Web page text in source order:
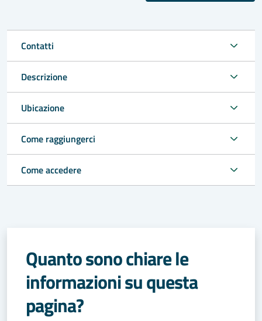
Contatti
Descrizione
Ubicazione
Come raggiungerci
Come accedere
Quanto sono chiare le
informazioni su questa
pagina?